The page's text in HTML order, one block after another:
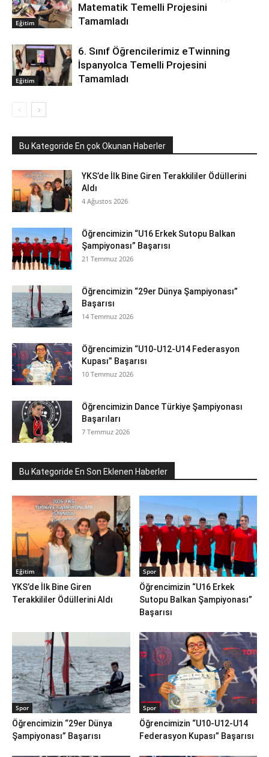
Eğitim
Matematik Temelli Projesini
Tamamladı
Eğitim
6. Sınıf Öğrencilerimiz eTwinning
İspanyolca Temelli Projesini
Tamamladı
Bu Kategoride En çok Okunan Haberler
YKS’de İlk Bine Giren Terakkililer Ödüllerini
Aldı
4 Ağustos 2026
Öğrencimizin “U16 Erkek Sutopu Balkan
Şampiyonası” Başarısı
21 Temmuz 2026
Öğrencimizin “29er Dünya Şampiyonası”
Başarısı
14 Temmuz 2026
Öğrencimizin “U10-U12-U14 Federasyon
Kupası” Başarısı
10 Temmuz 2026
Öğrencimizin Dance Türkiye Şampiyonası
Başarıları
7 Temmuz 2026
Bu Kategoride En Son Eklenen Haberler
Eğitim
YKS’de İlk Bine Giren
Terakkililer Ödüllerini Aldı
Spor
Öğrencimizin “U16 Erkek
Sutopu Balkan Şampiyonası”
Başarısı
Spor
Öğrencimizin “29er Dünya
Şampiyonası” Başarısı
Spor
Öğrencimizin “U10-U12-U14
Federasyon Kupası” Başarısı